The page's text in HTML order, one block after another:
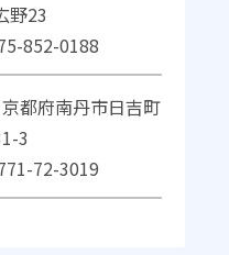
野23
852-0188
都府南丹市日吉町
3
72-3019